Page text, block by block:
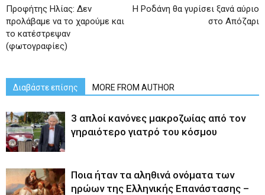
Προφήτης Ηλίας: Δεν
προλάβαμε να το χαρούμε και
το κατέστρεψαν
(φωτογραφίες)
Η Ροδάνη θα γυρίσει ξανά αύριο
στο Απόζαρι
Διαβάστε επίσης MORE FROM AUTHOR
3 απλοί κανόνες μακροζωίας από τον
γηραιότερο γιατρό του κόσμου
Ποια ήταν τα αληθινά ονόματα των
ηρώων της Ελληνικής Επανάστασης –